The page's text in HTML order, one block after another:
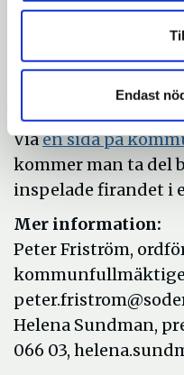
Endast
Produktionen är ett
Södertälje
är Eduardo Morris.
Viaen sida på
kommer man ta del
inspelade firandet i
Mer information:
Peter Friström,
kommunfullmäktige
Helena Sundman,
066 03,